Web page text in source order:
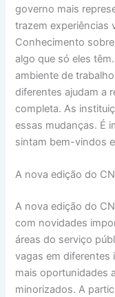
governo mais
trazem experiências
Conhecimento
algo que só eles
ambiente de
diferentes ajudam a
completa. As
essas mudanças. É
sintam bem-vindos
A nova edição do
A nova edição do
com novidades
áreas do serviço
vagas em diferentes
mais oportunidades
minorizados. A